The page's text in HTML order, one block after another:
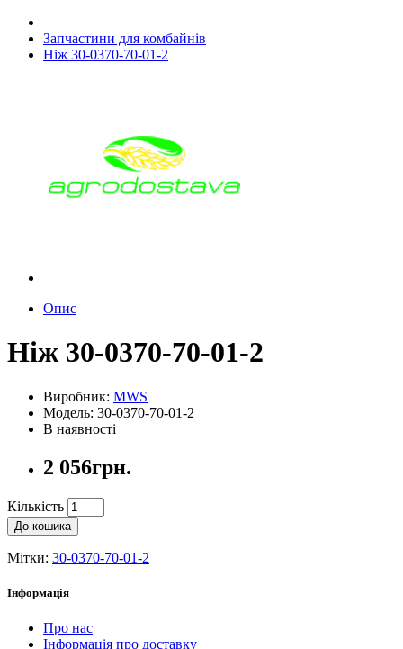
Запчастини для комбайнів
Ніж 30-0370-70-01-2
Опис
Ніж 30-0370-70-01-2
Виробник: MWS
Модель: 30-0370-70-01-2
В наявності
2 056грн.
Кількість
До кошика
Мітки: 30-0370-70-01-2
Інформація
Про нас
Інформація про доставку